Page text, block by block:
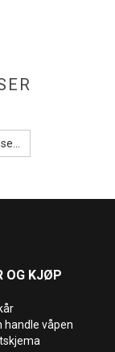
OG KJØP
handle våpen